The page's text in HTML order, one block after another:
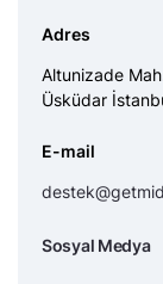
Adres
Altunizade
Üsküdar
E-mail
Sosyal Medya